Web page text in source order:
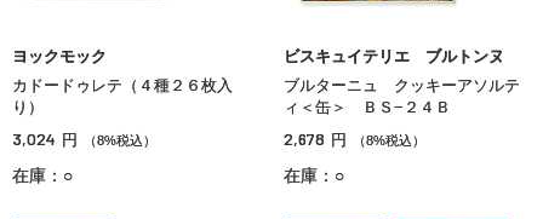
ヨックモック
カドードゥレテ（４種２６枚入
り）
3,024 円 （8%税込）
在庫：○
ビスキュイテリエ ブルトンヌ
ブルターニュ クッキーアソルテ
ィ＜缶＞ ＢＳ−２４Ｂ
2,678 円 （8%税込）
在庫：○